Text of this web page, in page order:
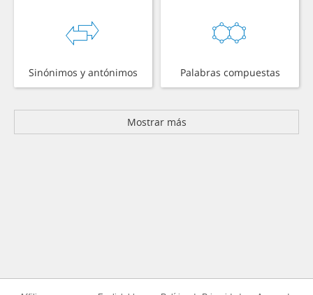
Sinónimos y antónimos Palabras compuestas
Mostrar más